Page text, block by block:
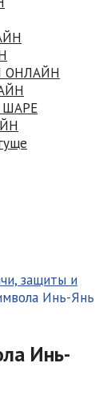
ОНЛАЙН
защиты и
Инь-Янь
Инь-